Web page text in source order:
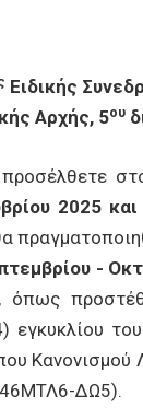
Ειδικής
Αρχής, 5ου
2025
-
όπως
Κανονισμού
ΔΩ5).